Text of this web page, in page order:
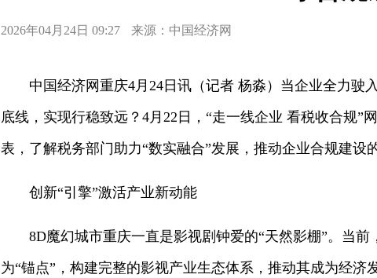
2026年04月24日 09:27 来源：中国经济网
中国经济网重庆4月24日讯（记者 杨淼）当企业全力驶
底线，实现行稳致远？4月22日，“走一线企业 看税收合规
表，了解税务部门助力“数实融合”发展，推动企业合规建设
创新“引擎”激活产业新动能
8D魔幻城市重庆一直是影视剧钟爱的“天然影棚”。当
为“锚点”，构建完整的影视产业生态体系，推动其成为经济